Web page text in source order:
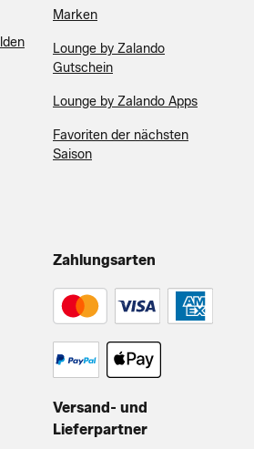
Marken
Lounge by Zalando
Gutschein
Lounge by Zalando Apps
Favoriten der nächsten
Saison
Zahlungsarten
Versand- und
Lieferpartner